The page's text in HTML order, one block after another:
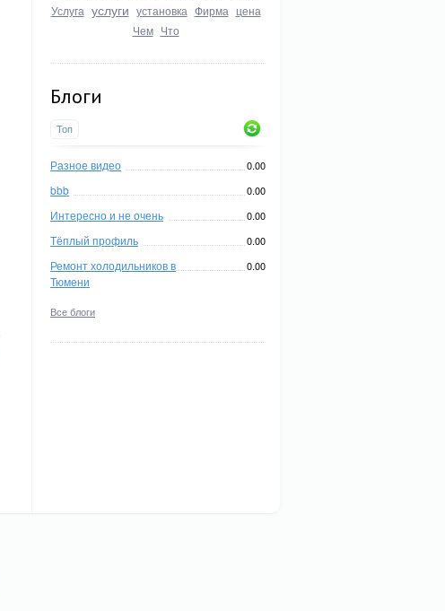
Услуга услуги установка Фирма цена
Чем Что
Блоги
Топ
Разное видео 0.00
bbb 0.00
Интересно и не очень 0.00
Тёплый профиль 0.00
Ремонт холодильников в
Тюмени
0.00
Все блоги